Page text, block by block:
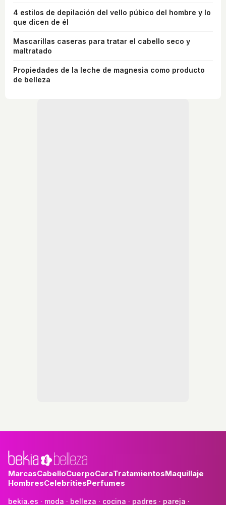
4 estilos de depilación del vello púbico del hombre y lo
que dicen de él
Mascarillas caseras para tratar el cabello seco y
maltratado
Propiedades de la leche de magnesia como producto
de belleza
MarcasCabelloCuerpoCaraTratamientosMaquillaje
HombresCelebritiesPerfumes
bekia.es · moda · belleza · cocina · padres · pareja ·